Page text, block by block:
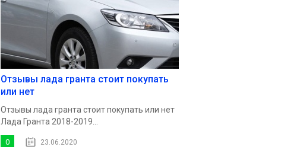
Отзывы лада гранта стоит покупать
или нет
Отзывы лада гранта стоит покупать или нет
Лада Гранта 2018-2019...
0 23.06.2020